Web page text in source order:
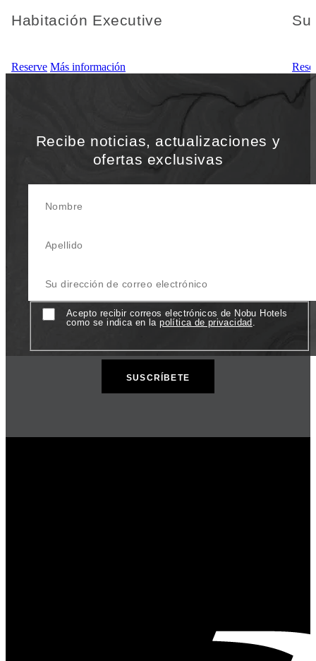
Habitación Executive
Reserve Más información
Recibe noticias, actualizaciones y
ofertas exclusivas
Consentimiento
Acepto recibir correos electrónicos de Nobu Hotels
como se indica en lapolítica de privacidad .